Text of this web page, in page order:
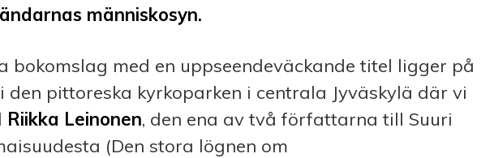
människosyn.
bokomslag med en uppseendeväckande titel ligger på
den pittoreska kyrkoparken i centrala Jyväskylä där vi
Riikka Leinonen, den ena av två författarna till Suuri
(Den stora lögnen om